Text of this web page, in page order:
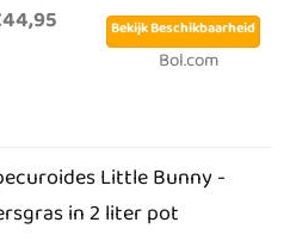
Bekijk Beschikbaarheid
Bol.com
Little Bunny -
in 2 liter pot